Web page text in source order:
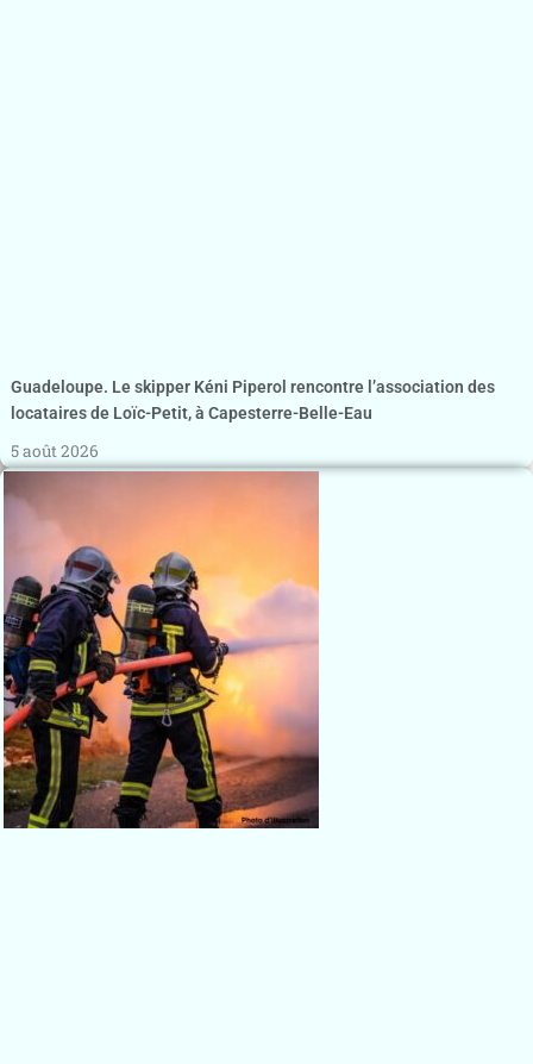
Guadeloupe. Le skipper Kéni Piperol rencontre l’association des
locataires de Loïc-Petit, à Capesterre-Belle-Eau
5 août 2026